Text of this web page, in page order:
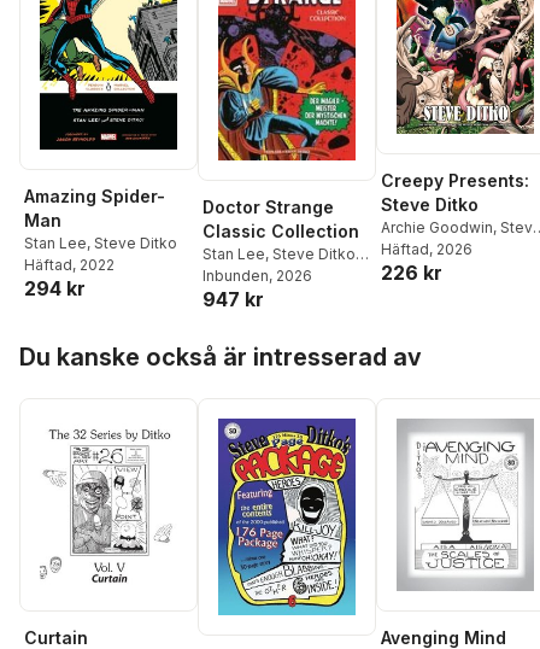
Amazing Spider-
Man
Stan Lee, Steve Ditko
Häftad, 2022
294 kr
Doctor Strange
Classic Collection
Stan Lee, Steve Ditko,
Dennis O'Neil,Don
Rico, Roy Thomas
Inbunden, 2026
947 kr
Creepy Presents:
Steve Ditko
Archie Goodwin,
Ditko
Häftad, 2026
226 kr
Du kanske också är intresserad av
Curtain Avenging Mind